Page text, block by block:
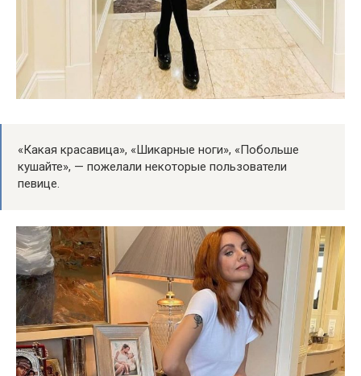
«Какая красавица», «Шикарные ноги», «Побольше
кушайте», — пожелали некоторые пользователи
певице.